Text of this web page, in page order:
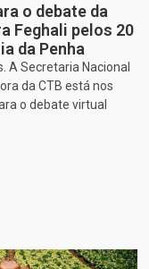
o debate da
Feghali pelos 20
da Penha
A Secretaria Nacional
da CTB está nos
o debate virtual